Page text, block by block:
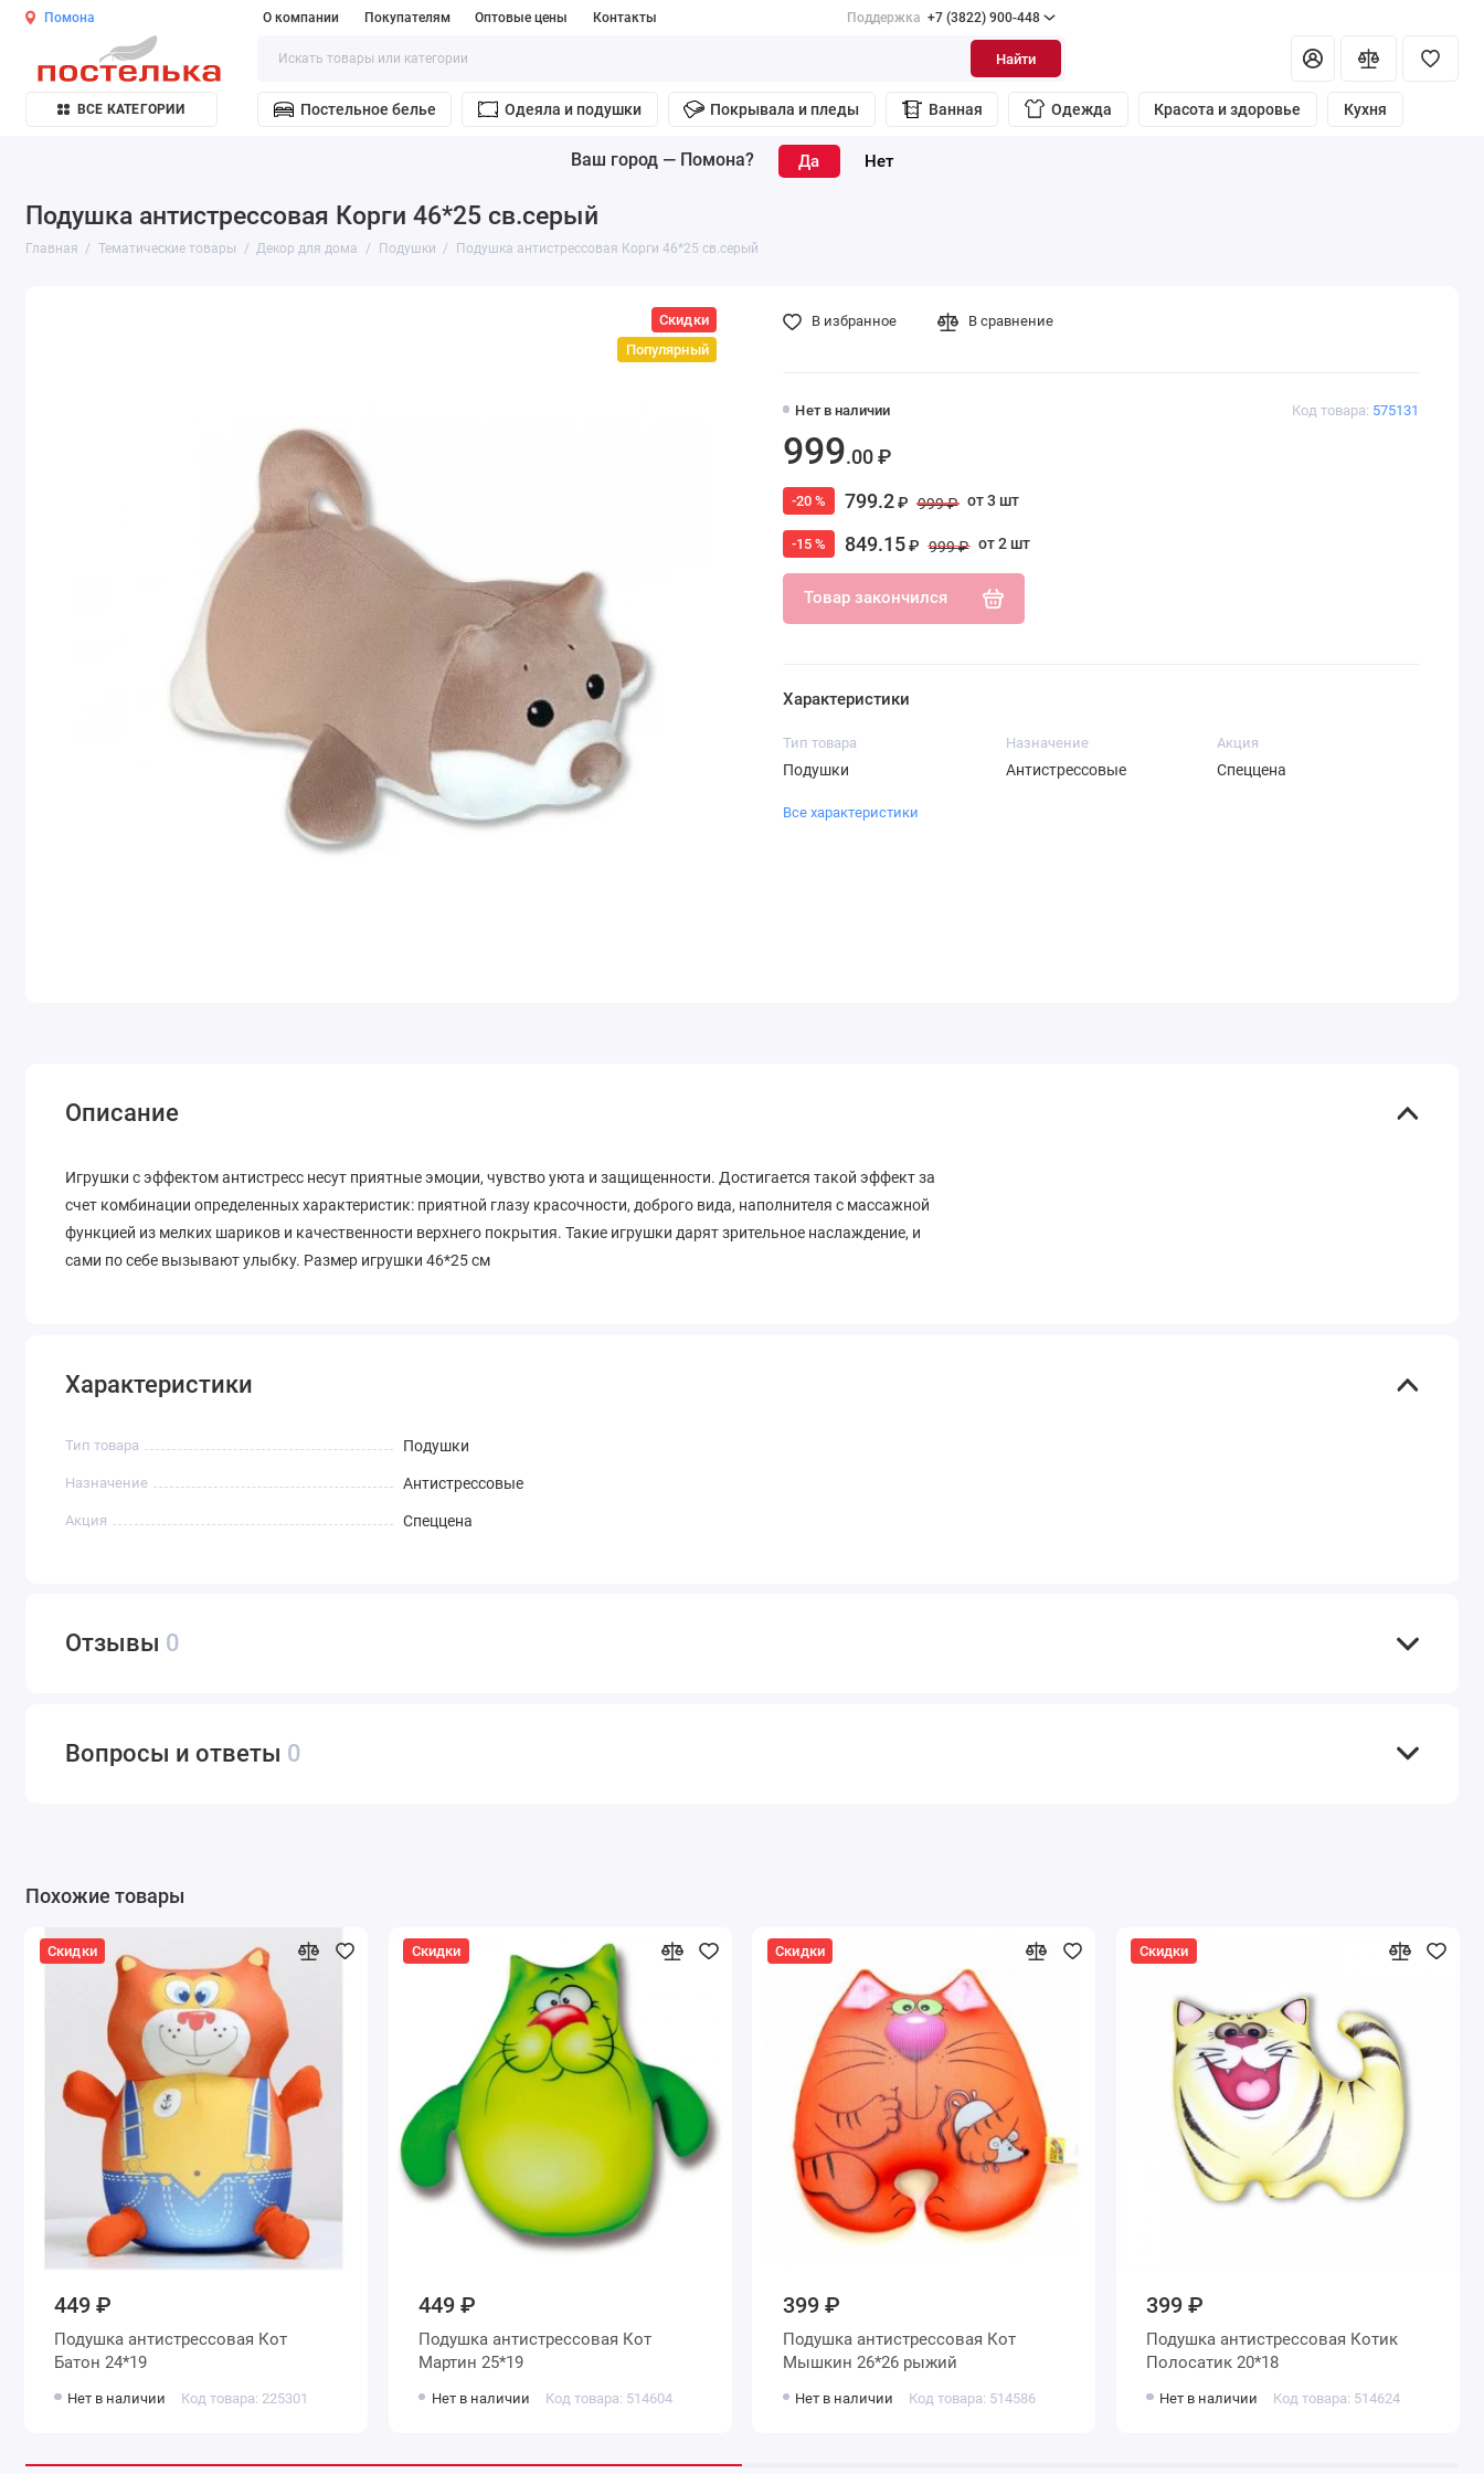
Помона О компании Покупателям Оптовые цены Контакты Поддержка +7 (3822) 900-448
Найти
ВСЕ КАТЕГОРИИ Постельное белье Одеяла и подушки Покрывала и пледы Ванная Одежда Красота и здоровье Кухня
Ваш город — Помона?
Подушка антистрессовая Корги 46*25 св.серый
Главная Тематические товары Декор для дома Подушки Подушка антистрессовая Корги 46*25 св.серый
Скидки
Популярный
Код товара: 575131
Нет в наличии
999.00 ₽
-20 % 799.2₽ 999 ₽ от 3 шт
-15 % 849.15₽ 999 ₽ от 2 шт
Товар закончился
В избранное В сравнение
Характеристики
Тип товара
Подушки
Назначение
Антистрессовые
Акция
Спеццена
Все характеристики
Описание
Игрушки с эффектом антистресс несут приятные эмоции, чувство уюта и защищенности. Достигается такой эффект за
счет комбинации определенных характеристик: приятной глазу красочности, доброго вида, наполнителя с массажной
функцией из мелких шариков и качественности верхнего покрытия. Такие игрушки дарят зрительное наслаждение, и
сами по себе вызывают улыбку. Размер игрушки 46*25 см
Характеристики
Тип товара Подушки
Назначение Антистрессовые
Акция Спеццена
Отзывы 0
Вопросы и ответы 0
Похожие товары
Скидки
449 ₽
Подушка антистрессовая Кот
Батон 24*19
Нет в наличии Код товара: 225301
Скидки
449 ₽
Подушка антистрессовая Кот
Мартин 25*19
Нет в наличии Код товара: 514604
Скидки
399 ₽
Подушка антистрессовая Кот
Мышкин 26*26 рыжий
Нет в наличии Код товара: 514586
Скидки
399 ₽
Подушка антистрессовая Котик
Полосатик 20*18
Нет в наличии Код товара: 514624